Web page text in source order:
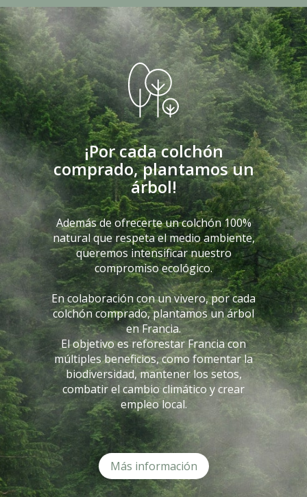
¡Por cada colchón
comprado, plantamos un
árbol!
Además de ofrecerte un colchón 100%
natural que respeta el medio ambiente,
queremos intensificar nuestro
compromiso ecológico.
En colaboración con un vivero, por cada
colchón comprado, plantamos un árbol
en Francia.
El objetivo es reforestar Francia con
múltiples beneficios, como fomentar la
biodiversidad, mantener los setos,
combatir el cambio climático y crear
empleo local.
Más información